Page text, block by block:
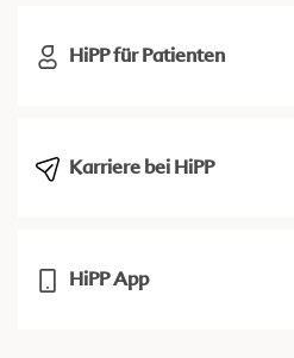
HiPP für Patienten
Karriere bei HiPP
HiPP App